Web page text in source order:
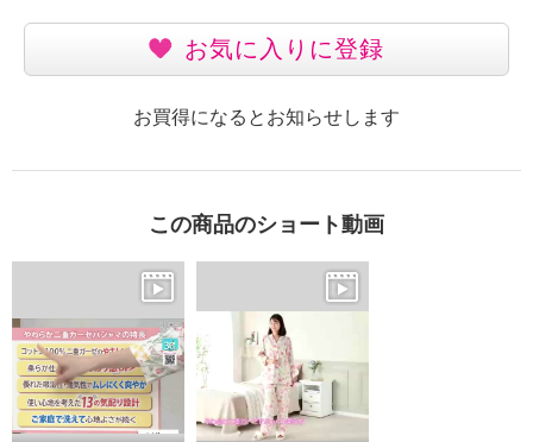
お気に入りに登録
お買得になるとお知らせします
この商品のショート動画